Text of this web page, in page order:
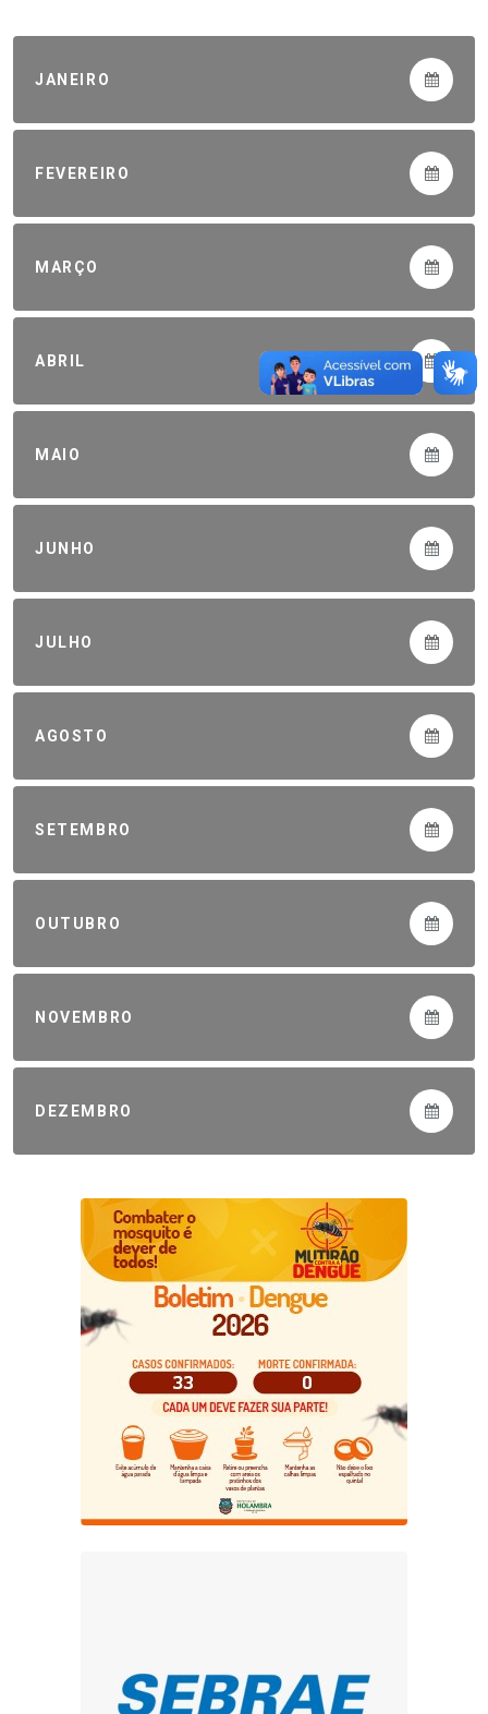
JANEIRO
FEVEREIRO
MARÇO
ABRIL
MAIO
JUNHO
JULHO
AGOSTO
SETEMBRO
OUTUBRO
NOVEMBRO
DEZEMBRO